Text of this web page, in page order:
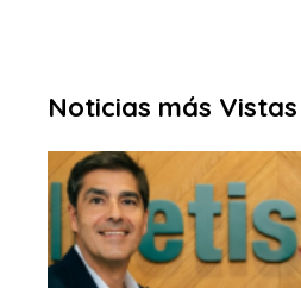
Noticias más Vistas